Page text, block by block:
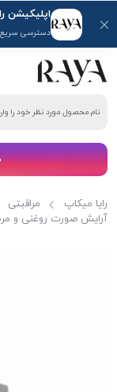
اپلیکیشن
دسترسی
رایا میکاپ مراقبتی
آرایش صورت روغنی و